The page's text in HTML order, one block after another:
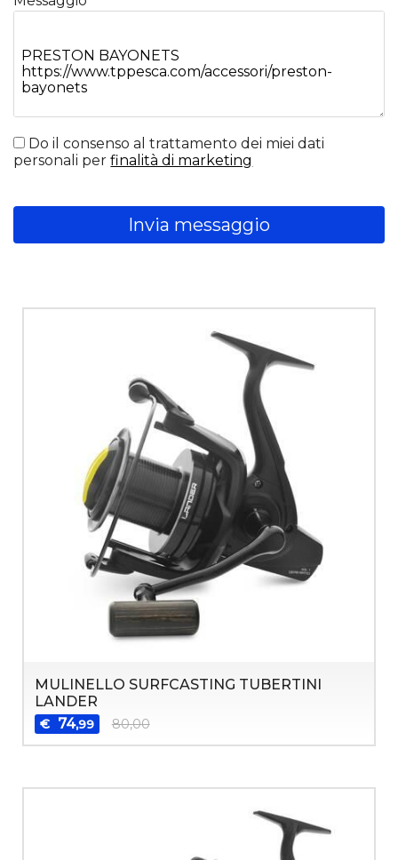
Do il consenso al trattamento dei miei dati
personali perfinalità di marketing
Invia messaggio
MULINELLO SURFCASTING TUBERTINI
LANDER
€ 74,99 80,00